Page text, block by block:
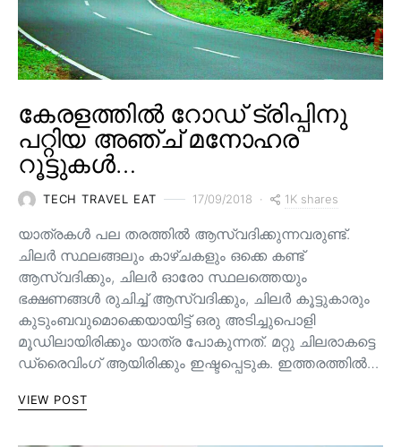
കേരളത്തിൽ റോഡ് ട്രിപ്പിനു
പറ്റിയ അഞ്ച് മനോഹര
റൂട്ടുകൾ…
TECH TRAVEL EAT 17/09/2018 1K shares
യാത്രകൾ പല തരത്തിൽ ആസ്വദിക്കുന്നവരുണ്ട്.
ചിലർ സ്ഥലങ്ങലും കാഴ്ചകളും ഒക്കെ കണ്ട്
ആസ്വദിക്കും, ചിലർ ഓരോ സ്ഥലത്തെയും
ഭക്ഷണങ്ങൾ രുചിച്ച് ആസ്വദിക്കും, ചിലർ കൂട്ടുകാരും
കുടുംബവുമൊക്കെയായിട്ട് ഒരു അടിച്ചുപൊളി
മൂഡിലായിരിക്കും യാത്ര പോകുന്നത്. മറ്റു ചിലരാകട്ടെ
ഡ്രൈവിംഗ് ആയിരിക്കും ഇഷ്ടപ്പെടുക. ഇത്തരത്തിൽ…
VIEW POST